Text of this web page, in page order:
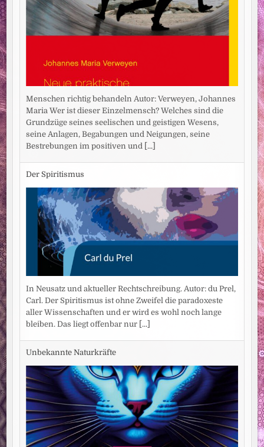
Menschen richtig behandeln Autor: Verweyen, Johannes
Maria Wer ist dieser Einzelmensch? Welches sind die
Grundzüge seines seelischen und geistigen Wesens,
seine Anlagen, Begabungen und Neigungen, seine
Bestrebungen im positiven und [...]
Der Spiritismus
In Neusatz und aktueller Rechtschreibung. Autor: du Prel,
Carl. Der Spiritismus ist ohne Zweifel die paradoxeste
aller Wissenschaften und er wird es wohl noch lange
bleiben. Das liegt offenbar nur [...]
Unbekannte Naturkräfte